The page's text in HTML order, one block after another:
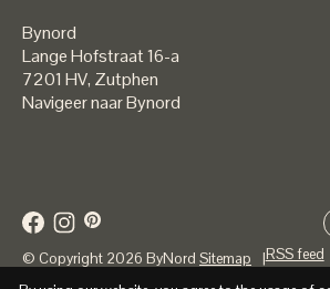
Bynord
Lange Hofstraat 16-a
7201 HV, Zutphen
Navigeer naar Bynord
© Copyright 2026 ByNord Sitemap |RSS feed